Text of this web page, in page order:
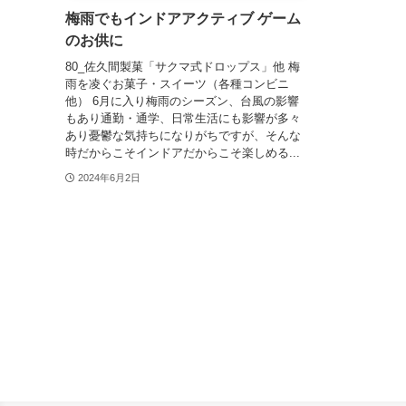
梅雨でもインドアアクティブ ゲーム
のお供に
80_佐久間製菓「サクマ式ドロップス」他 梅
雨を凌ぐお菓子・スイーツ（各種コンビニ
他） 6月に入り梅雨のシーズン、台風の影響
もあり通勤・通学、日常生活にも影響が多々
あり憂鬱な気持ちになりがちですが、そんな
時だからこそインドアだからこそ楽しめる...
2024年6月2日